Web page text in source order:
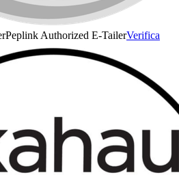
Peplink Authorized E-TailerVerifica